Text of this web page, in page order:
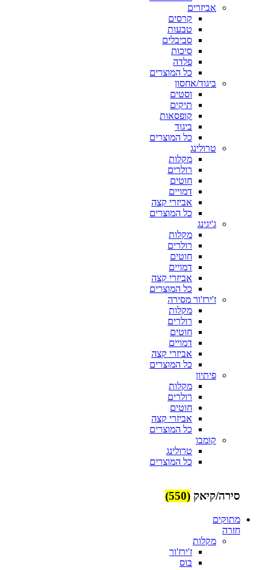
אביזרים
קרסים
טבעות
סביבלים
סיכות
פלדה
כל המוצרים
ביגוד/אחסון
וסטים
תיקים
קופסאות
ביגוד
כל המוצרים
טרולינג
מקלות
רולרים
חוטים
דמויים
אביזרי קצה
כל המוצרים
ג'יגינג
מקלות
רולרים
חוטים
דמויים
אביזרי קצה
כל המוצרים
ז'ירז'ור מסירה
מקלות
רולרים
חוטים
דמויים
אביזרי קצה
כל המוצרים
פיתיון
מקלות
רולרים
חוטים
אביזרי קצה
כל המוצרים
קומבו
טרולינג
כל המוצרים
סירה/קיאק (550)
מתוקים
חזרה
מקלות
ז'ירז'ור
בוס